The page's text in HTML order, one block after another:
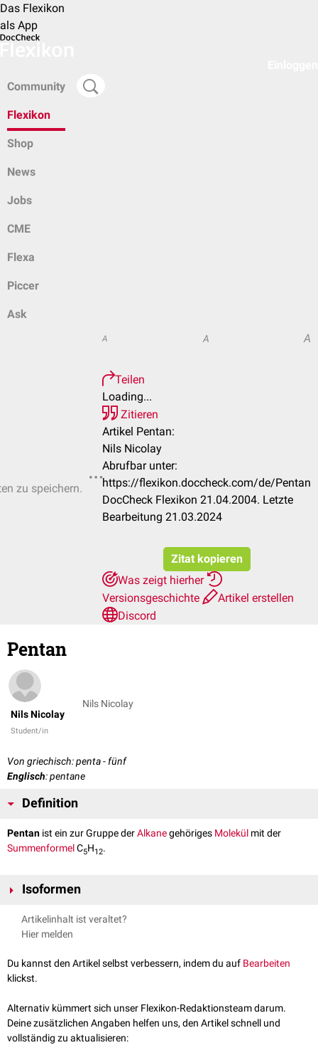
Das Flexikon
als App
Community
Flexikon
Shop
News
Jobs
CME
Flexa
Piccer
Ask
zu speichern.
A A A
Teilen
Loading...
Zitieren
Artikel Pentan:
Nils Nicolay
Abrufbar unter:
https://flexikon.doccheck.com/de/Pentan
DocCheck Flexikon 21.04.2004. Letzte
Bearbeitung 21.03.2024
Zitat kopieren
Was zeigt hierher
Versionsgeschichte
Artikel erstellen
Discord
Pentan
Nils Nicolay
Student/in
Nils Nicolay
Von griechisch: penta - fünf
Englisch: pentane
Definition
Pentan ist ein zur Gruppe derAlkanegehöriges Molekül mit der
SummenformelC5H12.
Isoformen
Es kommt in der Natur in vier verschiedenen Isoformen vor:
n-Pentan: CH
Artikelinhalt ist veraltet?
Hier melden
Du kannst den Artikel selbst verbessern, indem du auf Bearbeiten
klickst.
Alternativ kümmert sich unser Flexikon-Redaktionsteam darum.
Deine zusätzlichen Angaben helfen uns, den Artikel schnell und
vollständig zu aktualisieren: